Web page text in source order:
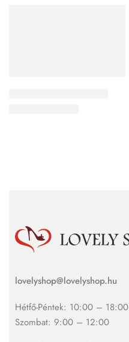
lovelyshop@lovelyshop.hu
Hétfő-Péntek: 10:00 – 18:00
Szombat: 9:00 – 12:00